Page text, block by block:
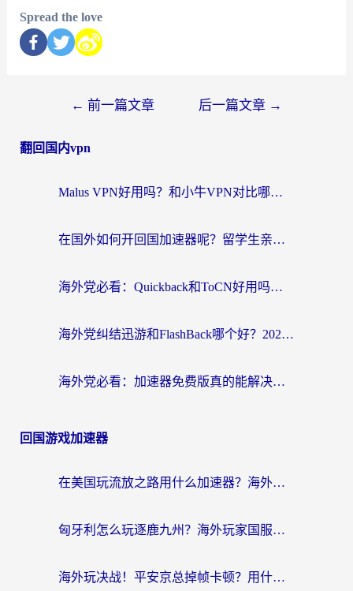
Spread the love
← 前一篇文章 后一篇文章 →
翻回国内vpn
Malus VPN好用吗？和小牛VPN对比哪个回国效果更好？海外党亲测实用指南
在国外如何开回国加速器呢？留学生亲测的无缝访问国内资源指南
海外党必看：Quickback和ToCN好用吗？3分钟选对回国加速器的实用指南
海外党纠结迅游和FlashBack哪个好？2026实用指南教你选对回国加速器
海外党必看：加速器免费版真的能解决回国访问难题吗？附实用选择指南
回国游戏加速器
在美国玩流放之路用什么加速器？海外党国服游戏不卡顿的终极攻略
匈牙利怎么玩逐鹿九州？海外玩家国服游戏加速器终极指南（附永劫无间荣耀新三国解决方案）
海外玩决战！平安京总掉帧卡顿？用什么加速器比较好？实测指南来了